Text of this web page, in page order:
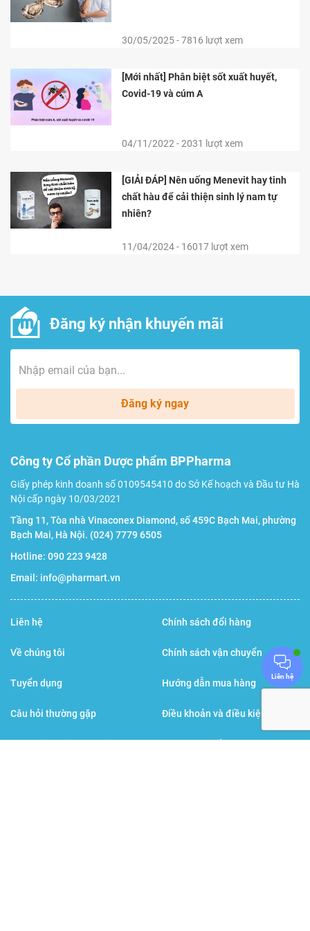
30/05/2025 - 7816 lượt xem
[Mới nhất] Phân biệt sốt xuất huyết,
Covid-19 và cúm A
04/11/2022 - 2031 lượt xem
[GIẢI ĐÁP] Nên uống Menevit hay tinh
chất hàu để cải thiện sinh lý nam tự
nhiên?
11/04/2024 - 16017 lượt xem
Đăng ký nhận khuyến mãi
Đăng ký ngay
Công ty Cổ phần Dược phẩm BPPharma
Giấy phép kinh doanh số 0109545410 do Sở Kế hoạch và Đầu tư Hà
Nội cấp ngày 10/03/2021
Tầng 11, Tòa nhà Vinaconex Diamond, số 459C Bạch Mai, phường
Bạch Mai, Hà Nội. (024) 7779 6505
Hotline: 090 223 9428
Email: info@pharmart.vn
Liên hệ
Về chúng tôi
Tuyển dụng
Câu hỏi thường gặp
Chính sách đổi hàng
Chính sách vận chuyển
Hướng dẫn mua hàng
Điều khoản và điều kiện
Liên hệ